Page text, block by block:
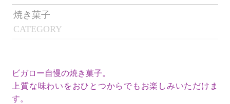
CATEGORY
焼き菓子
ビガロー自慢の焼き菓子。
上質な味わいをおひとつからでもお楽しみいただけま
す。